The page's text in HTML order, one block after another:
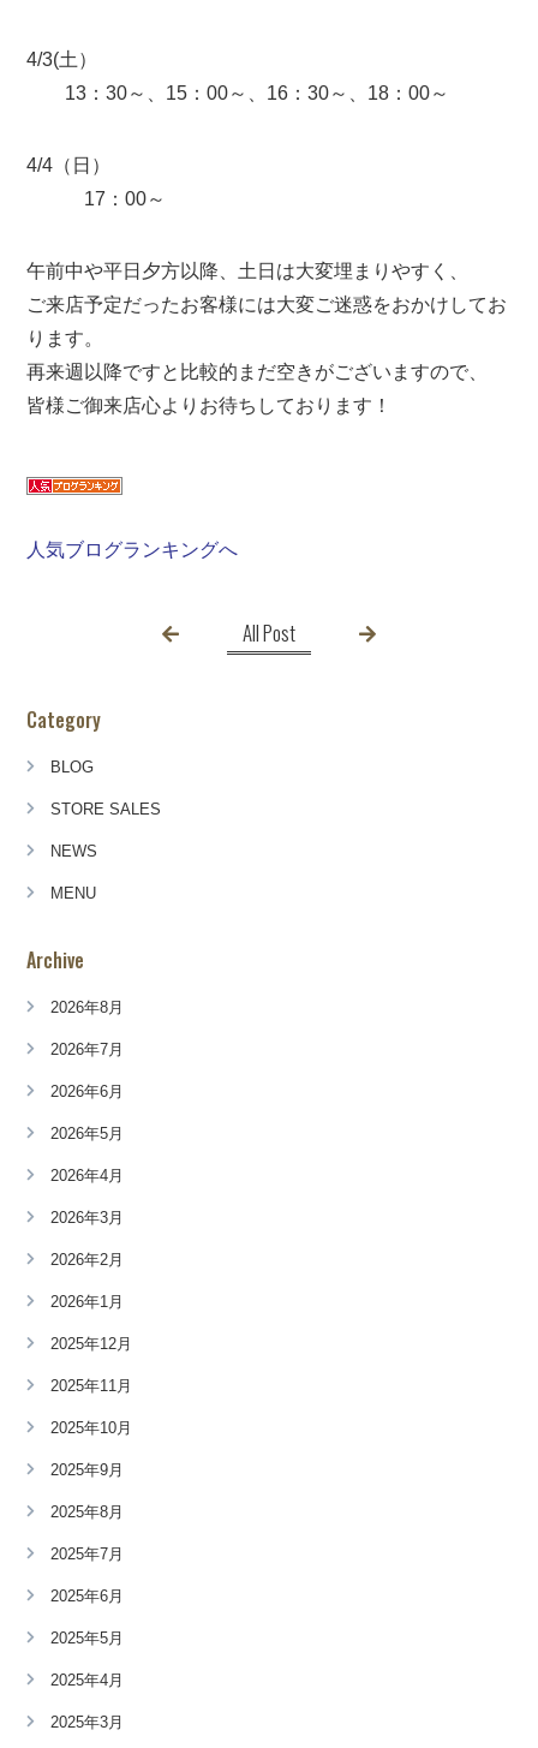
4/3(土）
13：30～、15：00～、16：30～、18：00～
4/4（日）
17：00～
午前中や平日夕方以降、土日は大変埋まりやすく、
ご来店予定だったお客様には大変ご迷惑をおかけしてお
ります。
再来週以降ですと比較的まだ空きがございますので、
皆様ご御来店心よりお待ちしております！
人気ブログランキングへ
All Post
Category
BLOG
STORE SALES
NEWS
MENU
Archive
2026年8月
2026年7月
2026年6月
2026年5月
2026年4月
2026年3月
2026年2月
2026年1月
2025年12月
2025年11月
2025年10月
2025年9月
2025年8月
2025年7月
2025年6月
2025年5月
2025年4月
2025年3月